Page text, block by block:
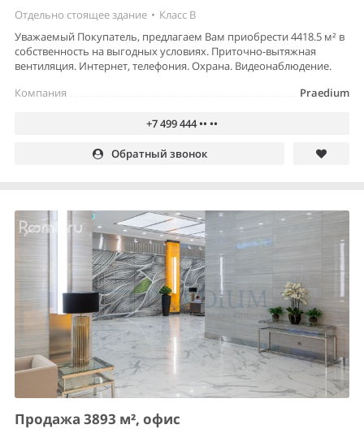
Отдельно стоящее здание • Класс B
Уважаемый Покупатель, предлагаем Вам приобрести 4418.5 м² в
собственность на выгодных условиях. Приточно-вытяжная
вентиляция. Интернет, телефония. Охрана. Видеонаблюдение.
Praedium
Компания
+7 499 444 •• ••
Обратный звонок
Продажа 3893 м², офис